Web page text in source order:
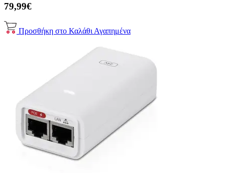
79,99€
Προσθήκη στο Καλάθι Αγαπημένα